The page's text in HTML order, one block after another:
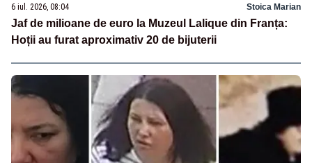
6 iul. 2026, 08:04 Stoica Marian
Jaf de milioane de euro la Muzeul Lalique din Franța:
Hoții au furat aproximativ 20 de bijuterii